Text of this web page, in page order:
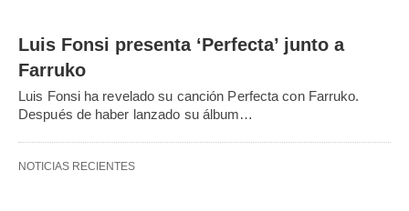
Luis Fonsi presenta ‘Perfecta’ junto a
Farruko
Luis Fonsi ha revelado su canción Perfecta con Farruko.
Después de haber lanzado su álbum…
NOTICIAS RECIENTES